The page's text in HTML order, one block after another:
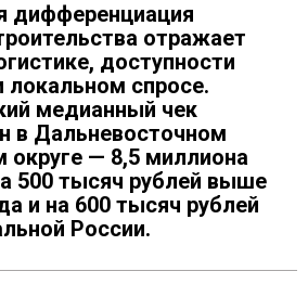
дифференциация
отражает
доступности
локальном спросе.
медианный чек
в Дальневосточном
округе — 8,5 миллиона
500 тысяч рублей выше
и на 600 тысяч рублей
России.